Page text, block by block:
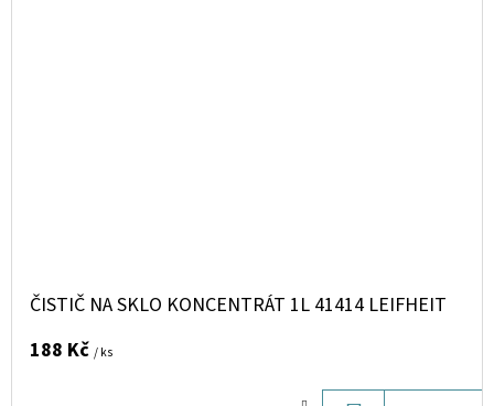
ČISTIČ NA SKLO KONCENTRÁT 1L 41414 LEIFHEIT
188 Kč / ks